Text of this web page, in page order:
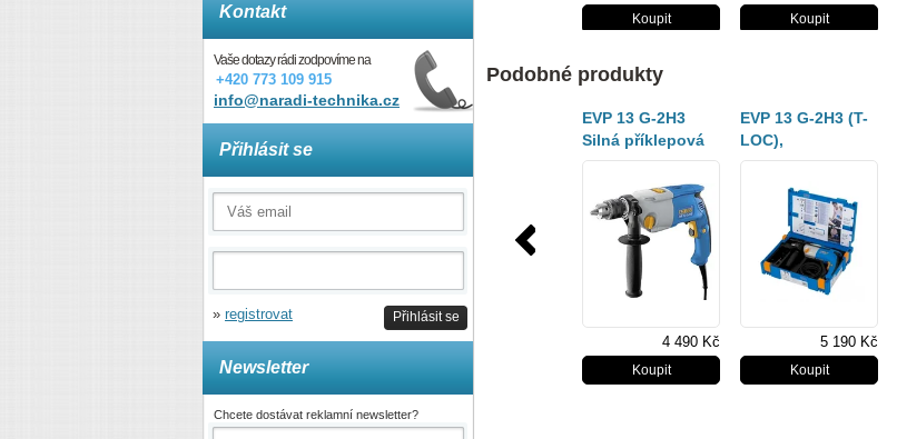
Podobné produkty
EVP 13 G-2H3
Silná příklepová
vrtačka s širokým
rozsahem použití
4 490 Kč
EVP 13 G-2H3 (T-
LOC),
PŘÍKLEPOVÁ
(65403713)
5 190 Kč
Kontakt
Vaše dotazy rádi zodpovíme na
+420 773 109 915
info@naradi-technika.cz
Přihlásit se
Přihlásit se
» registrovat
Newsletter
Chcete dostávat reklamní newsletter?